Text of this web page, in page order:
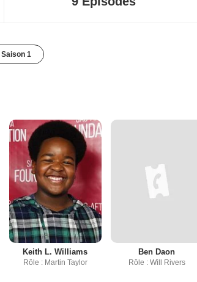
1
Keith L. Williams
Rôle : Martin Taylor
Ben Daon
Rôle : Will Rivers